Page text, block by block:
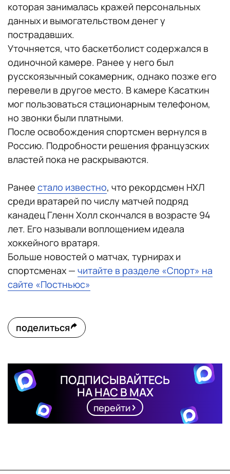
которая занималась кражей персональных
данных и вымогательством денег у
пострадавших.
Уточняется, что баскетболист содержался в
одиночной камере. Ранее у него был
русскоязычный сокамерник, однако позже его
перевели в другое место. В камере Касаткин
мог пользоваться стационарным телефоном,
но звонки были платными.
После освобождения спортсмен вернулся в
Россию. Подробности решения французских
властей пока не раскрываются.
Ранее стало известно, что рекордсмен НХЛ
среди вратарей по числу матчей подряд
канадец Гленн Холл скончался в возрасте 94
лет. Его называли воплощением идеала
хоккейного вратаря.
Больше новостей о матчах, турнирах и
спортсменах — читайте в разделе «Спорт» на
сайте «Постньюс»
поделиться
ПОДПИСЫВАЙТЕСЬ
НА НАС В MAX
перейти